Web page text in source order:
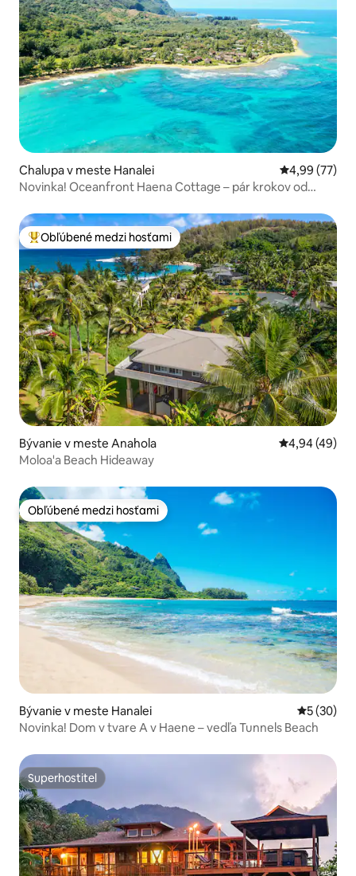
Chalupa v meste Hanalei Priemerné
4,99 (77)
Novinka! Oceanfront Haena Cottage – pár krokov od
Najobľúbenejšie medzi hosťami
Obľúbené medzi hosťami
Bývanie v meste Anahola Priemerné
4,94 (49)
Moloa'a Beach Hideaway
Obľúbené medzi hosťami
Obľúbené medzi hosťami
Bývanie v meste Hanalei
5 (30)
Novinka! Dom v tvare A v Haene – vedľa Tunnels Beach
Superhostiteľ
Superhostiteľ